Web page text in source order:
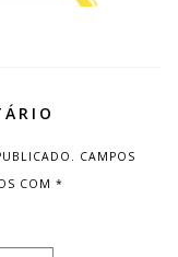
CAMPOS
COM *